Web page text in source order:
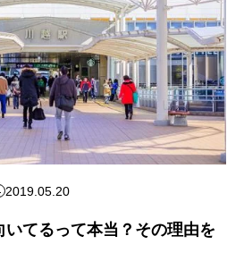
2019.05.20
いてるって本当？その理由を